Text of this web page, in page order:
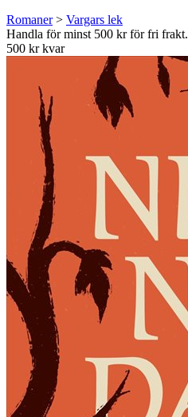
Romaner> Vargars lek
Handla för minst 500 kr för fri frakt.
500 kr kvar